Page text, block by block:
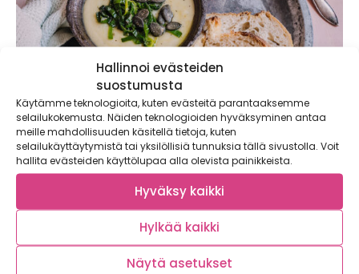
Hallinnoi evästeiden
suostumusta
Käytämme teknologioita, kuten evästeitä parantaaksemme
selailukokemusta. Näiden teknologioiden hyväksyminen antaa
meille mahdollisuuden käsitellä tietoja, kuten
selailukäyttäytymistä tai yksilöllisiä tunnuksia tällä sivustolla. Voit
hallita evästeiden käyttölupaa alla olevista painikkeista.
Hyväksy kaikki
Hylkää kaikki
Näytä asetukset
Loppusyksyn lohduttavimmat ruokahetket
ammennetaan Ahvenanmaalta – Sipsinachot
ja omena-juuressosekeitto kohottavat
leffaillan tai pikkujoulut
Tätä hetkeä olemme koko vuoden odottaneet.
Ahvenanmaan sadonkorjuu on saavuttanut huippunsa.
Kotimaisen omenasadon kerrotaan...